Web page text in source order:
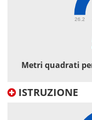
26.2
Metri quadrati
ISTRUZIONE